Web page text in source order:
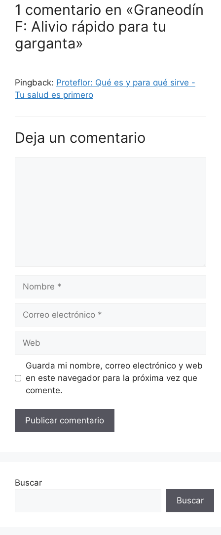
1 comentario en «Graneodín
F: Alivio rápido para tu
garganta»
Pingback: Proteflor: Qué es y para qué sirve -
Tu salud es primero
Deja un comentario
electrónico
Guarda mi nombre, correo electrónico y web
en este navegador para la próxima vez que
comente.
Buscar
Buscar